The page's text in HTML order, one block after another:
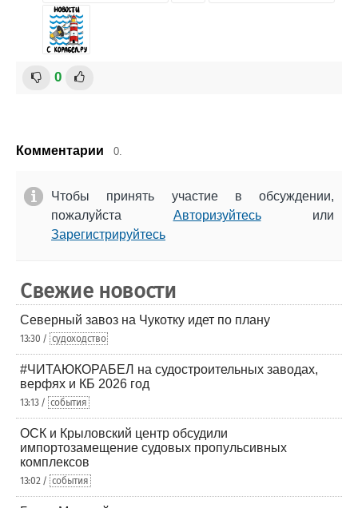
0
Комментарии 0.
Чтобы принять участие в обсуждении,
пожалуйста Авторизуйтесьили
Зарегистрируйтесь
Свежие новости
Северный завоз на Чукотку идет по плану
13:30 / судоходство
#ЧИТАЮКОРАБЕЛ на судостроительных заводах,
верфях и КБ 2026 год
13:13 / события
ОСК и Крыловский центр обсудили
импортозамещение судовых пропульсивных
комплексов
13:02 / события